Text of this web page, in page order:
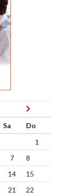
Sa
Do
1
7
8
14
15
21
22